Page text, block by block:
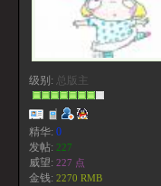
级别: 总版主
精华: 0
发帖: 227
威望: 227 点
金钱: 2270 RMB